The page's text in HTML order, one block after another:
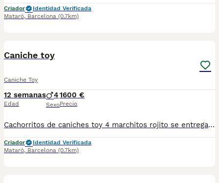
Criador
Identidad Verificada
Mataró, Barcelona (0.7km)
Caniche toy
Caniche Toy
12 semanas
Edad
4
Sexo
1600 €
Precio
Cachorritos de caniches toy 4 marchitos rojito se entregan con trres vacunas microchip contrato de compra venta con garantías viricas
Criador
Identidad Verificada
Mataró, Barcelona (0.7km)